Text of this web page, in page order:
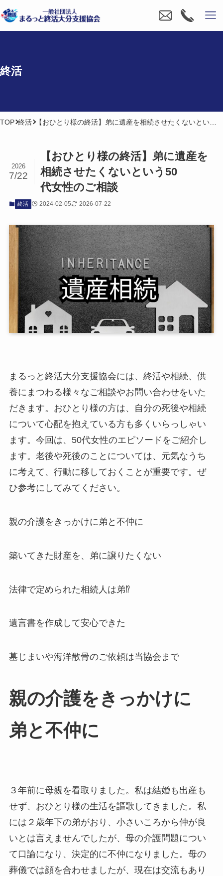
終活
TOP 終活
【おひとり様の​終活】弟に​遺産を​
相続させたくないと​いう​50​
代女性の​ご相談
2026
7/22
終活 2024-02-05 2026-07-22
まるっと終活大分支援協会には、終活や相続、供
養にまつわる様々なご相談やお問い合わせをいた
だきます。おひとり様の方は、自分の死後や相続
について心配を抱えている方も多くいらっしゃい
ます。今回は、50代女性のエピソードをご紹介し
ます。老後や死後のことについては、元気なうち
に考えて、行動に移しておくことが重要です。ぜ
ひ参考にしてみてください。
親の介護をきっかけに弟と不仲に
築いてきた財産を、弟に譲りたくない
法律で定められた相続人は弟⁉
遺言書を作成して安心できた
墓じまいや海洋散骨のご依頼は当協会まで
親の​介護を​きっかけに​
弟と​不仲に
３年前に母親を看取りました。私は結婚も出産も
せず、おひとり様の生活を謳歌してきました。私
には２歳年下の弟がおり、小さいころから仲が良
いとは言えませんでしたが、母の介護問題につい
て口論になり、決定的に不仲になりました。母の
葬儀では顔を合わせましたが、現在は交流もあり